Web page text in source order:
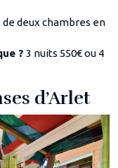
deux chambres en
? 3 nuits 550€ ou 4
d’Arlet